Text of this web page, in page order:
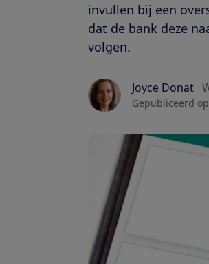
invullen bij een
dat de bank deze
volgen.
Joyce Donat
Gepubliceerd